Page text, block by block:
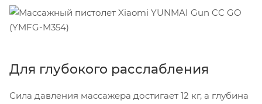
Для глубокого расслабления
Сила давления массажера достигает 12 кг, а глубина